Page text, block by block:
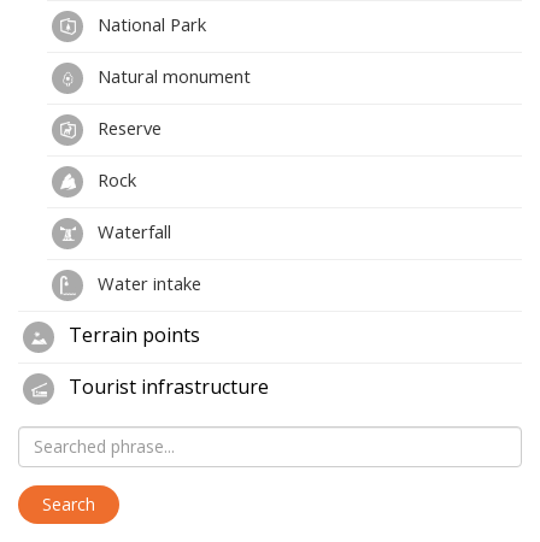
National Park
Natural monument
Reserve
Rock
Waterfall
Water intake
Terrain points
Tourist infrastructure